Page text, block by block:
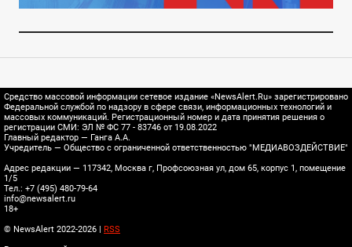
Средство массовой информации сетевое издание «NewsAlert.Ru» зарегистрировано
Федеральной службой по надзору в сфере связи, информационных технологий и
массовых коммуникаций. Регистрационный номер и дата принятия решения о
регистрации СМИ: ЭЛ № ФС 77 - 83746 от 19.08.2022
Главный редактор — Ганга А.А.
Учредитель — Общество с ограниченной ответственностью "МЕДИАВОЗДЕЙСТВИЕ"
Адрес редакции — 117342, Москва г, Профсоюзная ул, дом 65, корпус 1, помещение
1/5
Тел.: +7 (495) 480-79-64
info@newsalert.ru
18+
© NewsAlert 2022-2026 | RSS